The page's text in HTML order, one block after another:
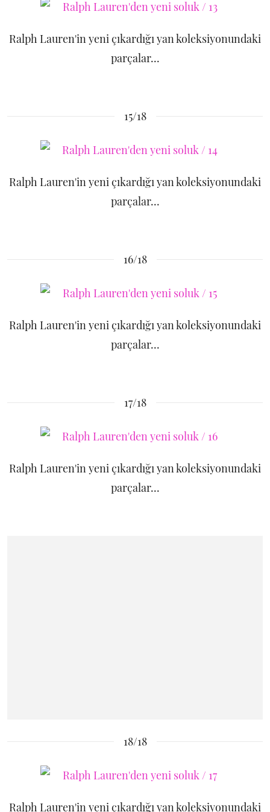
Ralph Lauren'in yeni çıkardığı yan koleksiyonundaki
parçalar...
15/18
Ralph Lauren'in yeni çıkardığı yan koleksiyonundaki
parçalar...
16/18
Ralph Lauren'in yeni çıkardığı yan koleksiyonundaki
parçalar...
17/18
Ralph Lauren'in yeni çıkardığı yan koleksiyonundaki
parçalar...
18/18
Ralph Lauren'in yeni çıkardığı yan koleksiyonundaki